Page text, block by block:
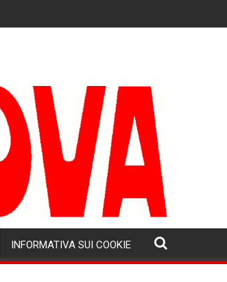
INFORMATIVA SUI COOKIE